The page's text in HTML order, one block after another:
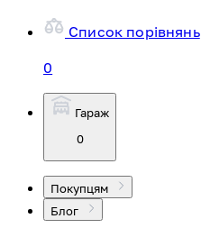
Список порівнянь
0
Гараж
0
Покупцям
Блог